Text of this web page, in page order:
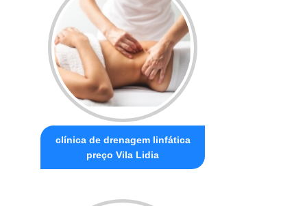
clínica de drenagem linfática
preço Vila Lidia